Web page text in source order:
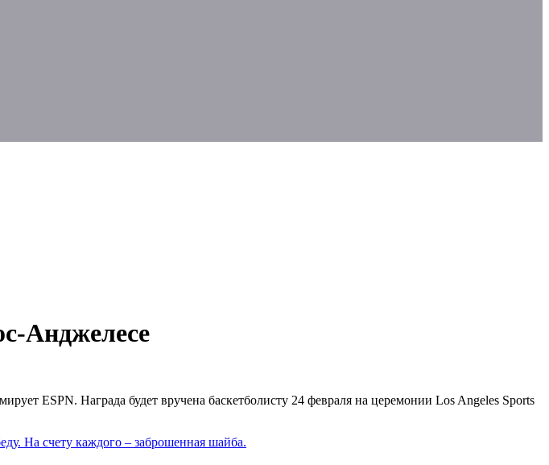
Анджелесе
ESPN. Награда будет вручена баскетболисту 24 февраля на церемонии Los Angeles Sports
На счету каждого – заброшенная шайба.